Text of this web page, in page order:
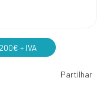
+ IVA
Partilhar